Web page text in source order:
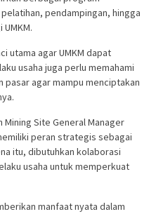
pendampingan, hingga
utama agar UMKM dapat
usaha juga perlu memahami
agar mampu menciptakan
Site General Manager
peran strategis sebagai
itu, dibutuhkan kolaborasi
usaha untuk memperkuat
manfaat nyata dalam